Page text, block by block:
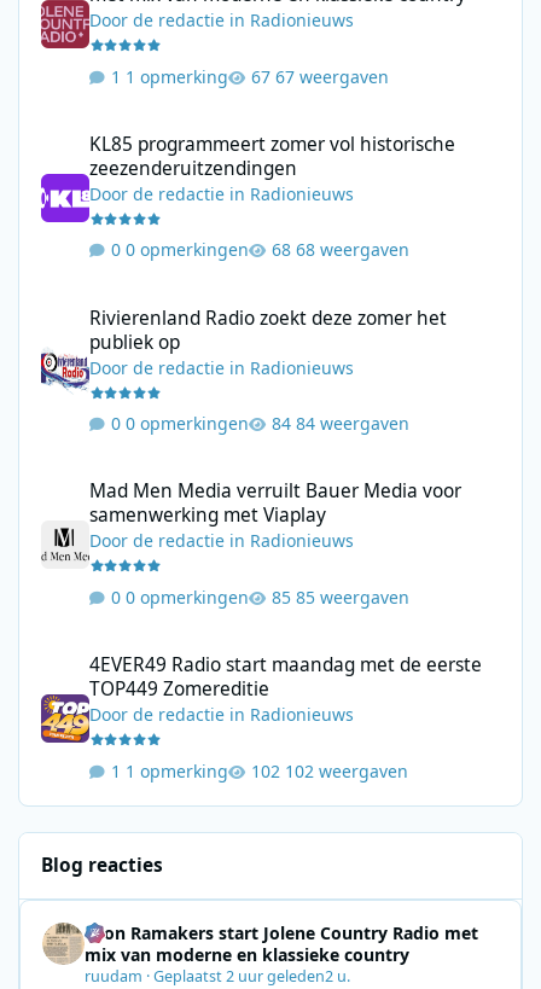
Doorde redactie in Radionieuws
1 opmerking 67 weergaven
KL85 programmeert zomer vol historische
zeezenderuitzendingen
Doorde redactie in Radionieuws
0 opmerkingen 68 weergaven
Rivierenland Radio zoekt deze zomer het
publiek op
Doorde redactie in Radionieuws
0 opmerkingen 84 weergaven
Mad Men Media verruilt Bauer Media voor
samenwerking met Viaplay
Doorde redactie in Radionieuws
0 opmerkingen 85 weergaven
4EVER49 Radio start maandag met de eerste
TOP449 Zomereditie
Doorde redactie in Radionieuws
1 opmerking 102 weergaven
Blog reacties
Leon Ramakers start Jolene Country Radio met
mix van moderne en klassieke country
ruudam ·Geplaatst2 uur geleden2 u.